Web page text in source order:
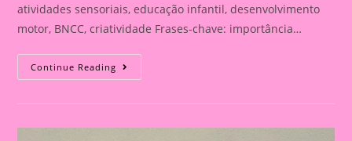
atividades sensoriais, educação infantil, desenvolvimento
motor, BNCC, criatividade Frases-chave: importância…
Continue Reading Atividade
Sensorial
E
Massa